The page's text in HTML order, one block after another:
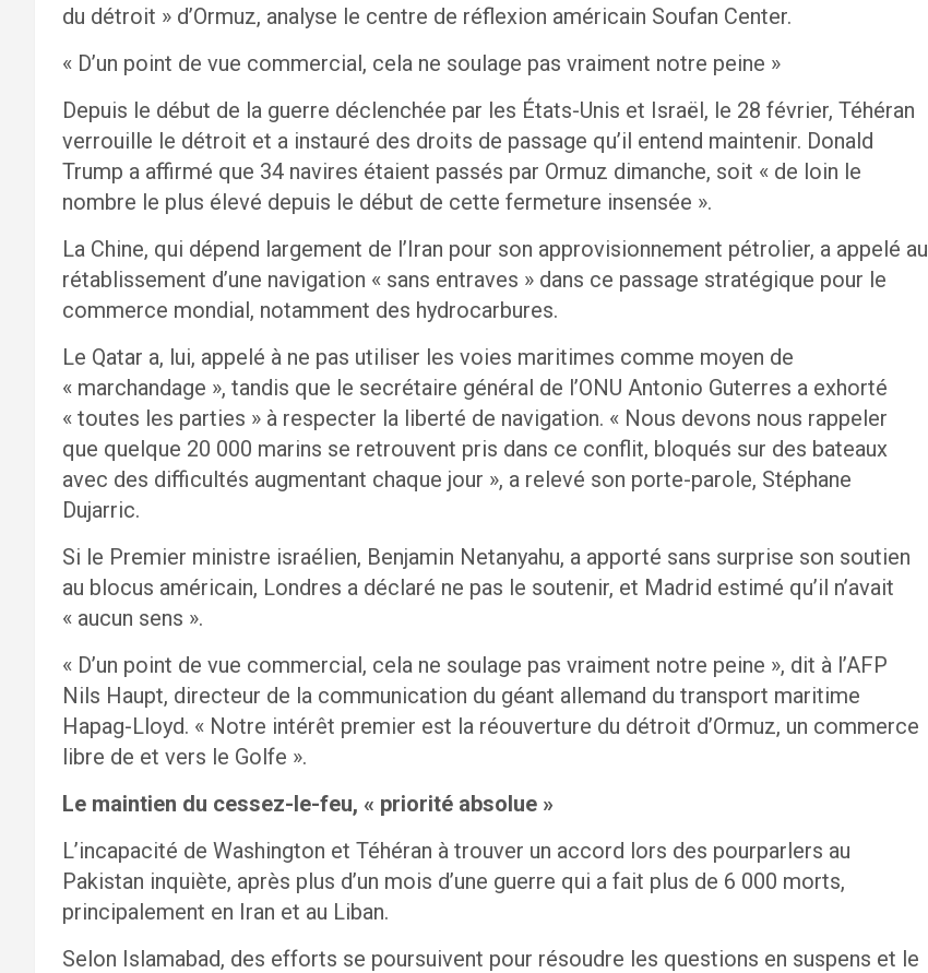
du détroit » d’Ormuz, analyse le centre de réflexion américain Soufan Center.
« D’un point de vue commercial, cela ne soulage pas vraiment notre peine »
Depuis le début de la guerre déclenchée par les États-Unis et Israël, le 28 février, Téhéran
verrouille le détroit et a instauré des droits de passage qu’il entend maintenir. Donald
Trump a affirmé que 34 navires étaient passés par Ormuz dimanche, soit « de loin le
nombre le plus élevé depuis le début de cette fermeture insensée ».
La Chine, qui dépend largement de l’Iran pour son approvisionnement pétrolier, a appelé au
rétablissement d’une navigation « sans entraves » dans ce passage stratégique pour le
commerce mondial, notamment des hydrocarbures.
Le Qatar a, lui, appelé à ne pas utiliser les voies maritimes comme moyen de
« marchandage », tandis que le secrétaire général de l’ONU Antonio Guterres a exhorté
« toutes les parties » à respecter la liberté de navigation. « Nous devons nous rappeler
que quelque 20 000 marins se retrouvent pris dans ce conflit, bloqués sur des bateaux
avec des difficultés augmentant chaque jour », a relevé son porte-parole, Stéphane
Dujarric.
Si le Premier ministre israélien, Benjamin Netanyahu, a apporté sans surprise son soutien
au blocus américain, Londres a déclaré ne pas le soutenir, et Madrid estimé qu’il n’avait
« aucun sens ».
« D’un point de vue commercial, cela ne soulage pas vraiment notre peine », dit à l’AFP
Nils Haupt, directeur de la communication du géant allemand du transport maritime
Hapag-Lloyd. « Notre intérêt premier est la réouverture du détroit d’Ormuz, un commerce
libre de et vers le Golfe ».
Le maintien du cessez-le-feu, « priorité absolue »
L’incapacité de Washington et Téhéran à trouver un accord lors des pourparlers au
Pakistan inquiète, après plus d’un mois d’une guerre qui a fait plus de 6 000 morts,
principalement en Iran et au Liban.
Selon Islamabad, des efforts se poursuivent pour résoudre les questions en suspens et le